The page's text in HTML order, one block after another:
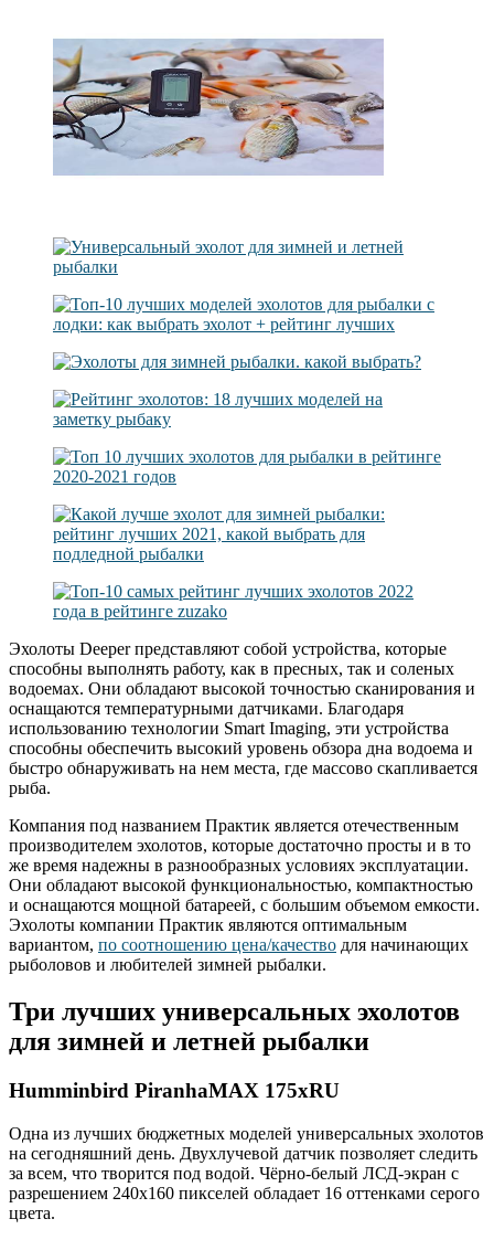
Эхолоты Deeper представляют собой устройства, которые
способны выполнять работу, как в пресных, так и соленых
водоемах. Они обладают высокой точностью сканирования и
оснащаются температурными датчиками. Благодаря
использованию технологии Smart Imaging, эти устройства
способны обеспечить высокий уровень обзора дна водоема и
быстро обнаруживать на нем места, где массово скапливается
рыба.
Компания под названием Практик является отечественным
производителем эхолотов, которые достаточно просты и в то
же время надежны в разнообразных условиях эксплуатации.
Они обладают высокой функциональностью, компактностью
и оснащаются мощной батареей, с большим объемом емкости.
Эхолоты компании Практик являются оптимальным
вариантом, по соотношению цена/качество для начинающих
рыболовов и любителей зимней рыбалки.
Три лучших универсальных эхолотов
для зимней и летней рыбалки
Humminbird PiranhaMAX 175xRU
Одна из лучших бюджетных моделей универсальных эхолотов
на сегодняшний день. Двухлучевой датчик позволяет следить
за всем, что творится под водой. Чёрно-белый ЛСД-экран с
разрешением 240х160 пикселей обладает 16 оттенками серого
цвета.